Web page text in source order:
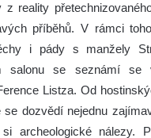
z reality
příběhů. V rámci
i pády s manžely
salonu se seznámí se
Listza. Od
se dozvědí nejednu
si archeologické nálezy.